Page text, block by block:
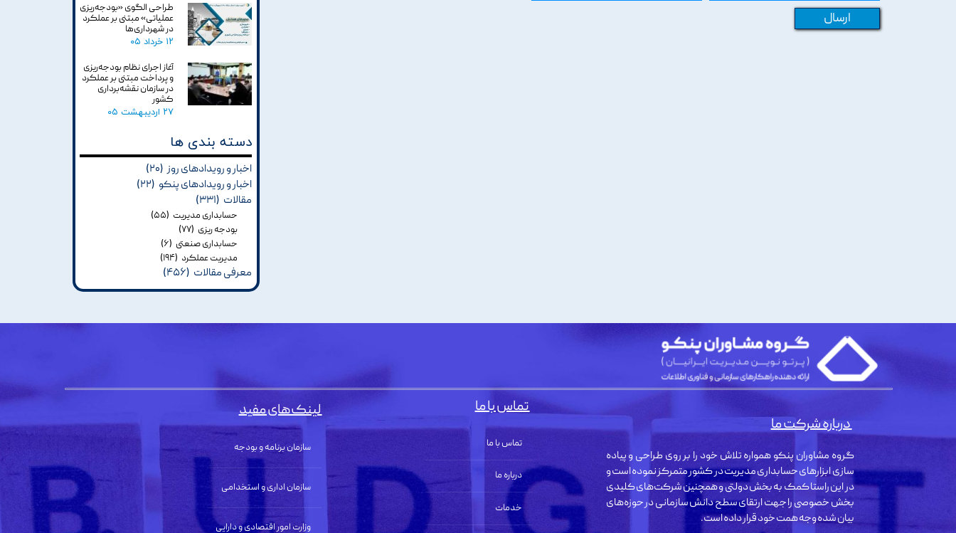
ارسال
طراحی الگوی «بودجه‌ریزی
عملیاتی» مبتنی بر عملکرد
در شهرداری‌ها
۱۲ خرداد ۰۵
آغاز اجرای نظام بودجه‌ریزی
و پرداخت مبتنی بر عملکرد
در سازمان نقشه‌برداری
کشور
۲۷ اردیبهشت ۰۵
دسته بندی ها
اخبار و رویدادهای روز (۲۰)
اخبار و رویدادهای پنکو (۲۲)
مقالات (۳۳۱)
حسابداری مدیریت (۵۵)
بودجه ریزی (۷۷)
حسابداری صنعتی (۶)
مدیریت عملکرد (۱۹۴)
معرفی مقالات (۴۵۶)
لینک‌های مفید
سازمان برنامه و بودجه
سازمان اداری و استخدامی
وزارت امور اقتصادی و دارایی
تماس با ما
درباره ما
خدمات
تماس با ما
گروه مشاوران پنکو همواره تلاش خود را بر روی طراحی و پیاده
سازی ابزارهای حسابداری مدیریت در کشور متمرکز نموده است و
در این راستا کمک به بخش دولتی و همچنین شرکت‌های کلیدی
بخش خصوصی را جهت ارتقای سطح دانش سازمانی در حوزه‌های
بیان شده وجه همت خود قرار داده است.
درباره شرکت ما